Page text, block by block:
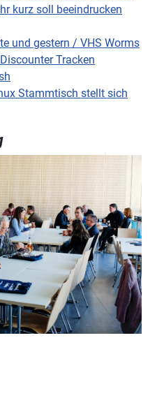
kurz soll beeindrucken
und gestern / VHS Worms
Tracken
Stammtisch stellt sich